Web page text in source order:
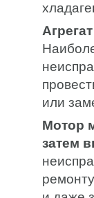
или
Мотор
затем